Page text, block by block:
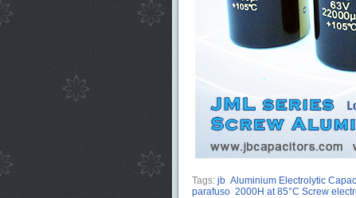
Tags: jb Aluminium Electrolytic
parafuso 2000H at 85°C Screw